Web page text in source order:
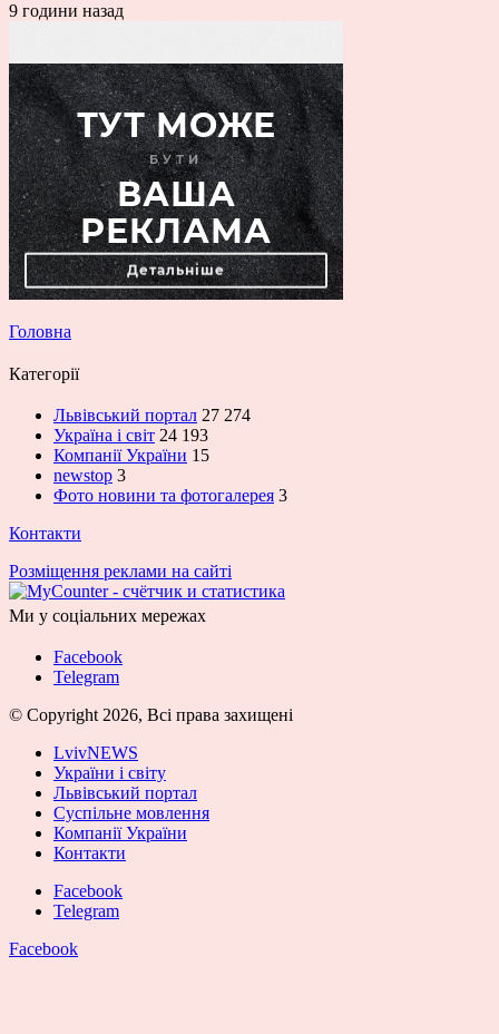
9 години назад
Головна
Категорії
Львівський портал 27 274
Україна і світ 24 193
Компанії України 15
newstop 3
Фото новини та фотогалерея 3
Контакти
Розміщення реклами на сайті
Ми у соціальних мережах
Facebook
Telegram
© Copyright 2026, Всі права захищені
LvivNEWS
України і світу
Львівський портал
Суспільне мовлення
Компанії України
Контакти
Facebook
Telegram
Facebook